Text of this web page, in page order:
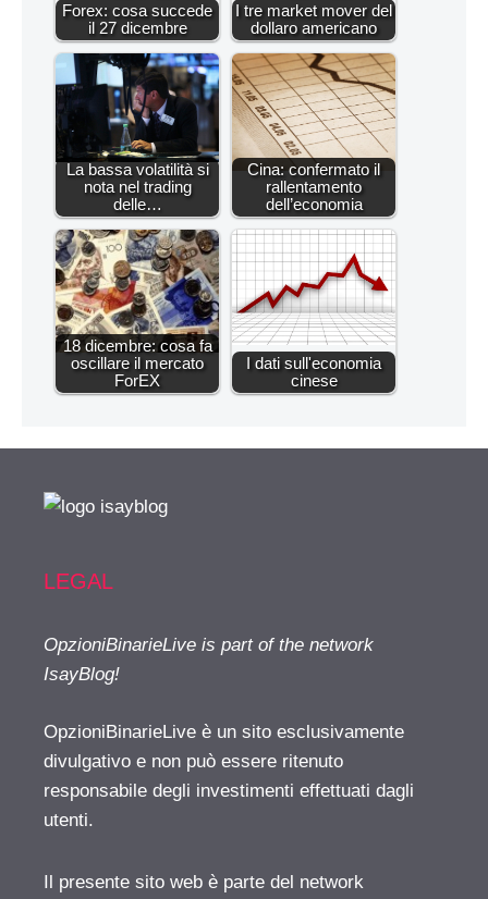
Forex: cosa succede
il 27 dicembre
I tre market mover del
dollaro americano
La bassa volatilità si
nota nel trading
delle…
Cina: confermato il
rallentamento
dell’economia
18 dicembre: cosa fa
oscillare il mercato
ForEX
I dati sull'economia
cinese
LEGAL
OpzioniBinarieLive is part of the network
IsayBlog!
OpzioniBinarieLive è un sito esclusivamente
divulgativo e non può essere ritenuto
responsabile degli investimenti effettuati dagli
utenti.
Il presente sito web è parte del network